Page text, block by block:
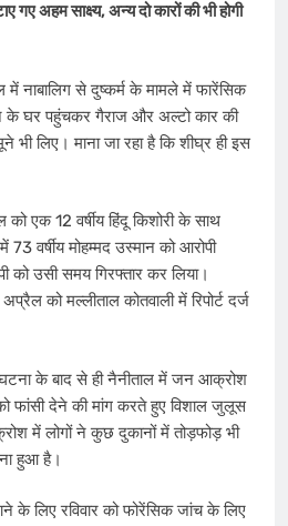
अहम साक्ष्य, अन्य दो कारों की भी होगी
में नाबालिग से दुष्कर्म के मामले में फारेंसिक
के घर पहुंचकर गैराज और अल्टो कार की
भी लिए। माना जा रहा है कि शीघ्र ही इस
एक 12 वर्षीय हिंदू किशोरी के साथ
वर्षीय मोहम्मद उस्मान को आरोपी
को उसी समय गिरफ्तार कर लिया।
को मल्लीताल कोतवाली में रिपोर्ट दर्ज
घटना के बाद से ही नैनीताल में जन आक्रोश
फांसी देने की मांग करते हुए विशाल जुलूस
में लोगों ने कुछ दुकानों में तोड़फोड़ भी
हुआ है।
के लिए रविवार को फोरेंसिक जांच के लिए